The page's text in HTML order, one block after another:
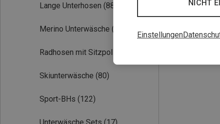
Lange Unterhosen (88)
Merino Unterwäsche (346)
Radhosen mit Sitzpolster
Skiunterwäsche (80)
Sport-BHs (122)
NICHT
Einstellungen